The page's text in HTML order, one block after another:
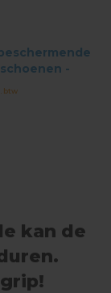
-
btw
kan de